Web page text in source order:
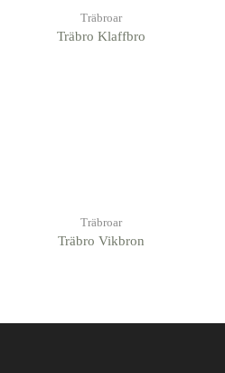
Träbroar
Träbro Klaffbro
Träbroar
Träbro Vikbron